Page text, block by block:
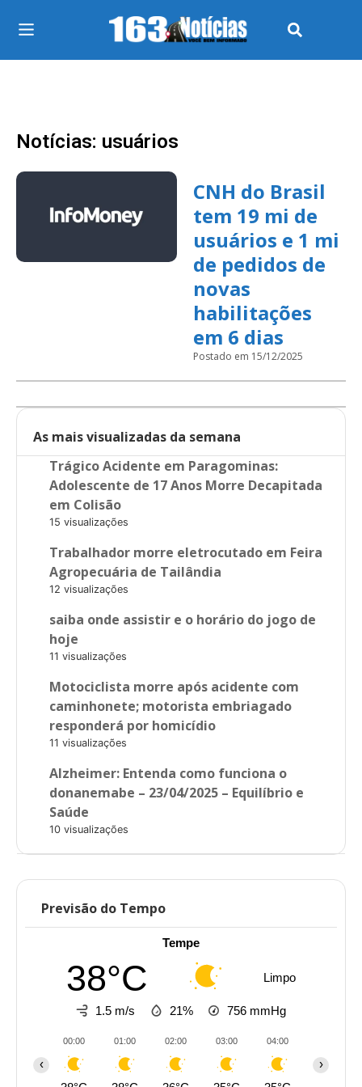
Notícias: usuários
CNH do Brasil
tem 19 mi de
usuários e 1 mi
de pedidos de
novas
habilitações
em 6 dias
Postado em 15/12/2025
As mais visualizadas da semana
Trágico Acidente em Paragominas:
Adolescente de 17 Anos Morre Decapitada
em Colisão
15 visualizações
Trabalhador morre eletrocutado em Feira
Agropecuária de Tailândia
12 visualizações
saiba onde assistir e o horário do jogo de
hoje
11 visualizações
Motociclista morre após acidente com
caminhonete; motorista embriagado
responderá por homicídio
11 visualizações
Alzheimer: Entenda como funciona o
donanemabe – 23/04/2025 – Equilíbrio e
Saúde
10 visualizações
Previsão do Tempo
Tempe
38°C Limpo
1.5 m/s 21% 756 mmHg
00:00 01:00 02:00 03:00 04:00
‹ ›